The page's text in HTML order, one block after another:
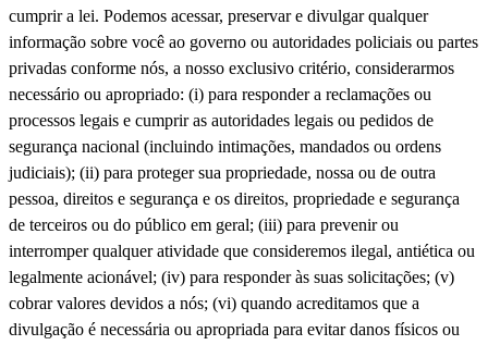
cumprir a lei. Podemos acessar, preservar e divulgar qualquer
informação sobre você ao governo ou autoridades policiais ou partes
privadas conforme nós, a nosso exclusivo critério, considerarmos
necessário ou apropriado: (i) para responder a reclamações ou
processos legais e cumprir as autoridades legais ou pedidos de
segurança nacional (incluindo intimações, mandados ou ordens
judiciais); (ii) para proteger sua propriedade, nossa ou de outra
pessoa, direitos e segurança e os direitos, propriedade e segurança
de terceiros ou do público em geral; (iii) para prevenir ou
interromper qualquer atividade que consideremos ilegal, antiética ou
legalmente acionável; (iv) para responder às suas solicitações; (v)
cobrar valores devidos a nós; (vi) quando acreditamos que a
divulgação é necessária ou apropriada para evitar danos físicos ou